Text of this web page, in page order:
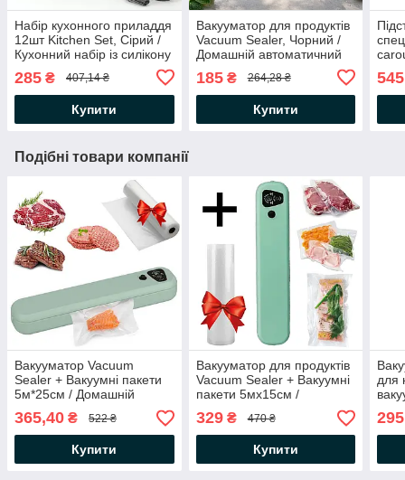
Набір кухонного приладдя
12шт Kitchen Set, Сірий /
Кухонний набір із силікону
285 ₴ 407,14 ₴
Купити
Вакууматор для продуктів
Vacuum Sealer, Чорний /
Домашній автоматичний
185₴ 264,28 ₴
Купити
545
Подібні товари компанії
Вакууматор Vacuum
Sealer + Вакуумні пакети
5м*25см / Домашній
вакуумний пакувальник
для продуктів
365,40 ₴ 522 ₴
Купити
Вакууматор для продуктів
Vacuum Sealer + Вакуумні
пакети 5мх15см /
Домашній вакуумний
пакувальник
329₴ 470 ₴
Купити
для
295